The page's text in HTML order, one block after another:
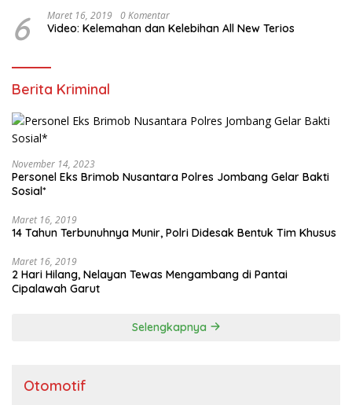
6 Maret 16, 2019 0 Komentar
Video: Kelemahan dan Kelebihan All New Terios
Berita Kriminal
November 14, 2023
Personel Eks Brimob Nusantara Polres Jombang Gelar Bakti
Sosial*
Maret 16, 2019
14 Tahun Terbunuhnya Munir, Polri Didesak Bentuk Tim Khusus
Maret 16, 2019
2 Hari Hilang, Nelayan Tewas Mengambang di Pantai
Cipalawah Garut
Selengkapnya
Otomotif